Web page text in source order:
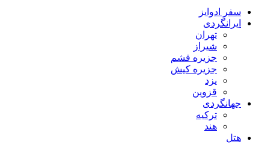
سفر ادوایز
ایرانگردی
تهران
شیراز
جزیره قشم
جزیره کیش
یزد
قزوین
جهانگردی
ترکیه
هند
هتل